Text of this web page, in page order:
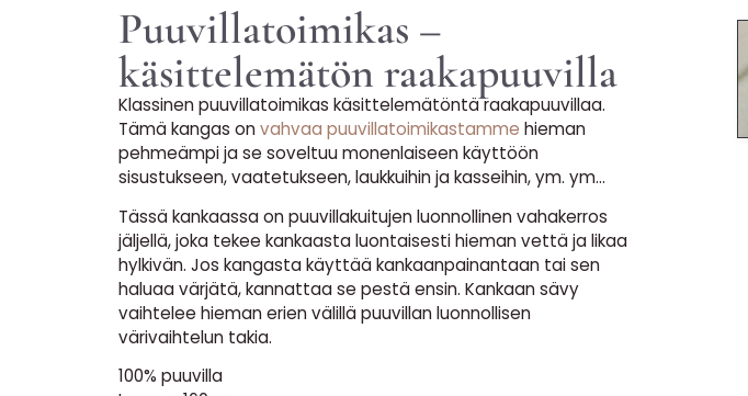
Puuvillatoimikas –
käsittelemätön raakapuuvilla
Klassinen puuvillatoimikas käsittelemätöntä raakapuuvillaa.
Tämä kangas onvahvaa puuvillatoimikastamme hieman
pehmeämpi ja se soveltuu monenlaiseen käyttöön
sisustukseen, vaatetukseen, laukkuihin ja kasseihin, ym. ym…
Tässä kankaassa on puuvillakuitujen luonnollinen vahakerros
jäljellä, joka tekee kankaasta luontaisesti hieman vettä ja likaa
hylkivän. Jos kangasta käyttää kankaanpainantaan tai sen
haluaa värjätä, kannattaa se pestä ensin. Kankaan sävy
vaihtelee hieman erien välillä puuvillan luonnollisen
värivaihtelun takia.
100% puuvilla